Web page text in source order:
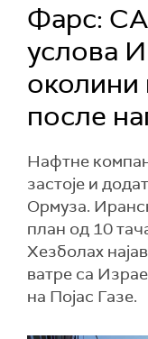
Фарс:
услова
околини
после
Нафтне
застоје и
Ормуза.
план од 10
Хезболах
ватре са
на Појас Газе.